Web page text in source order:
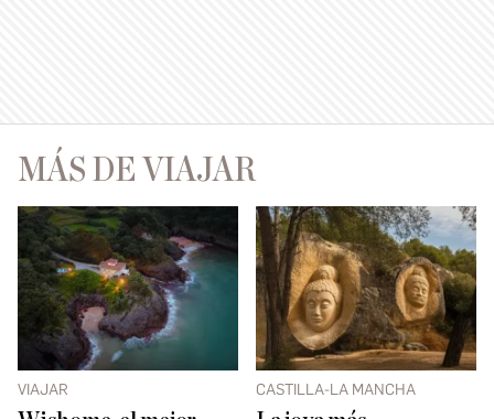
MÁS DE VIAJAR
VIAJAR CASTILLA-LA MANCHA